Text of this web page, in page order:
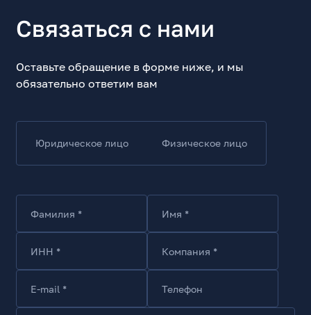
Тип
Тип конструкции
вкладыши
Тип подключения
беспроводные
10
Особенности подключения
Bluetooth
Акустические характеристики
Связаться с нами
Оставьте обращение в форме ниже, и мы
обязательно ответим вам
Юридическое лицо Физическое лицо
Фамилия * Имя *
ИНН * Компания *
E-mail * Телефон